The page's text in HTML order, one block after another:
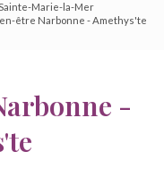
Marie-la-Mer
être Narbonne - Amethys'te
-